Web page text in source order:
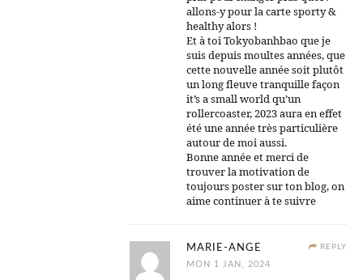
allons-y pour la carte sporty &
healthy alors !
Et à toi Tokyobanhbao que je
suis depuis moultes années, que
cette nouvelle année soit plutôt
un long fleuve tranquille façon
it’s a small world qu’un
rollercoaster, 2023 aura en effet
été une année très particulière
autour de moi aussi.
Bonne année et merci de
trouver la motivation de
toujours poster sur ton blog, on
aime continuer à te suivre
REPLY
MARIE-ANGE
MON 1 JAN, 2024